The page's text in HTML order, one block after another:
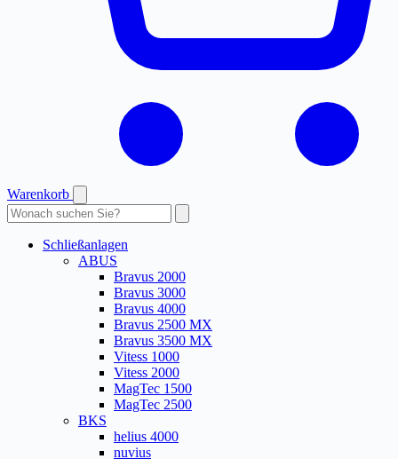
Warenkorb
Produkte
durchsuchen
Schließanlagen
ABUS
Bravus 2000
Bravus 3000
Bravus 4000
Bravus 2500 MX
Bravus 3500 MX
Vitess 1000
Vitess 2000
MagTec 1500
MagTec 2500
BKS
helius 4000
nuvius